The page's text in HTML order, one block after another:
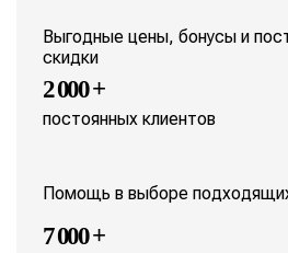
Выгодные цены, бонусы и
скидки
2 000 +
постоянных клиентов
Помощь в выборе
7 000 +